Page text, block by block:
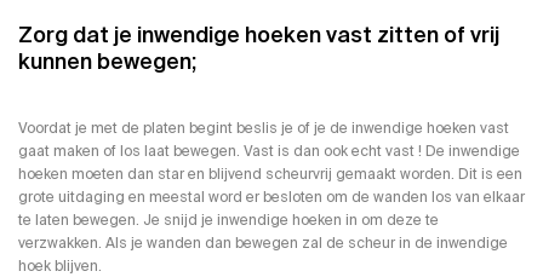
Zorg dat je inwendige hoeken vast zitten of vrij
kunnen bewegen;
Voordat je met de platen begint beslis je of je de inwendige hoeken vast
gaat maken of los laat bewegen. Vast is dan ook echt vast ! De inwendige
hoeken moeten dan star en blijvend scheurvrij gemaakt worden. Dit is een
grote uitdaging en meestal word er besloten om de wanden los van elkaar
te laten bewegen. Je snijd je inwendige hoeken in om deze te
verzwakken. Als je wanden dan bewegen zal de scheur in de inwendige
hoek blijven.